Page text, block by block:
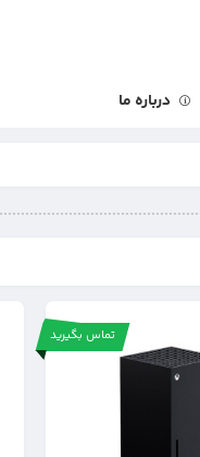
درباره ما
تماس بگیرید